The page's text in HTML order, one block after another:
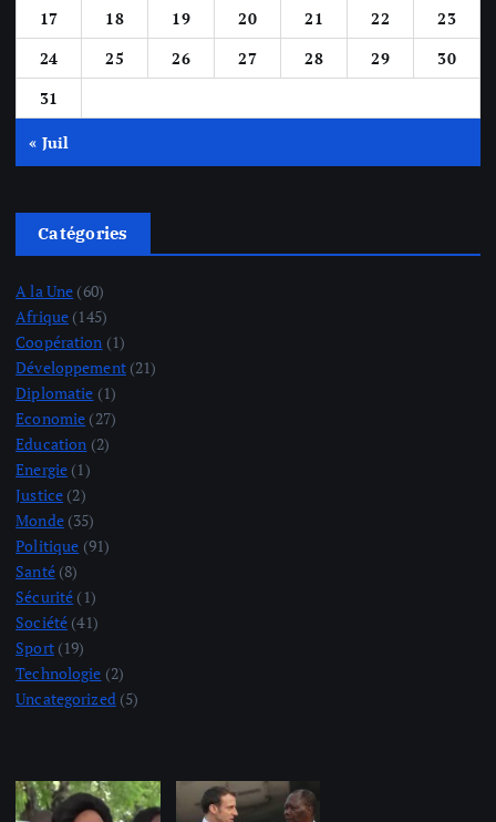
17
18 19 20 21 22
23
24
25 26 27 28 29
30
31
« Juil
Catégories
A la Une (60)
Afrique (145)
Coopération (1)
Développement(21)
Diplomatie (1)
Economie (27)
Education (2)
Energie (1)
Justice (2)
Monde(35)
Politique (91)
Santé(8)
Sécurité (1)
Société (41)
Sport(19)
Technologie (2)
Uncategorized(5)